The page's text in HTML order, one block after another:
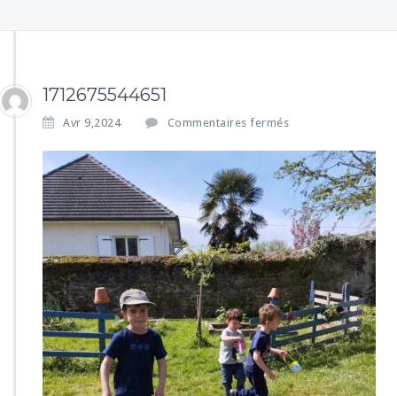
1712675544651
Avr 9,2024 Commentaires fermés
r
1
7
1
2
6
7
5
5
4
4
6
5
1